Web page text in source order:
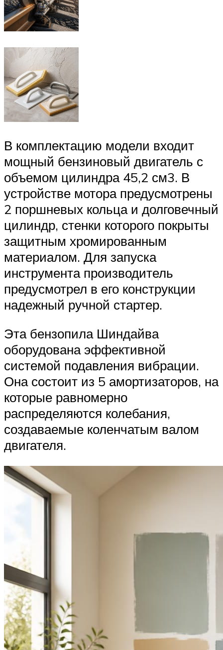
В комплектацию модели входит
мощный бензиновый двигатель с
объемом цилиндра 45,2 см3. В
устройстве мотора предусмотрены
2 поршневых кольца и долговечный
цилиндр, стенки которого покрыты
защитным хромированным
материалом. Для запуска
инструмента производитель
предусмотрел в его конструкции
надежный ручной стартер.
Эта бензопила Шиндайва
оборудована эффективной
системой подавления вибрации.
Она состоит из 5 амортизаторов, на
которые равномерно
распределяются колебания,
создаваемые коленчатым валом
двигателя.